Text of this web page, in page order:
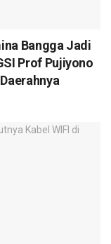
Bangga Jadi
Prof Pujiyono